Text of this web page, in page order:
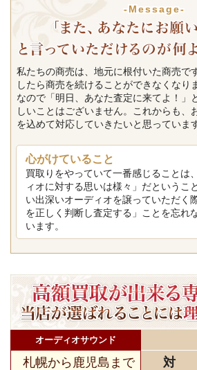
-Message-
私たちの商売は、地元に根付いた商売で
したら商売を続けることができなくなり
なので「明日、あなた査定に来てよ！」
しいことはございません。これからも、
を込めて対応していきたいと思っていま
心がけていること
買取りをやっていて一番感じることは
ィオに対する思いは様々」だというこ
い出深いオーディオを譲っていただく
を正しく判断し査定する」ことを忘れ
います。
オーディオサウンド
札幌から鹿児島まで
対